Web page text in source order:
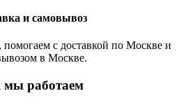
и самовывоз
с доставкой по Москве и
в Москве.
мы работаем